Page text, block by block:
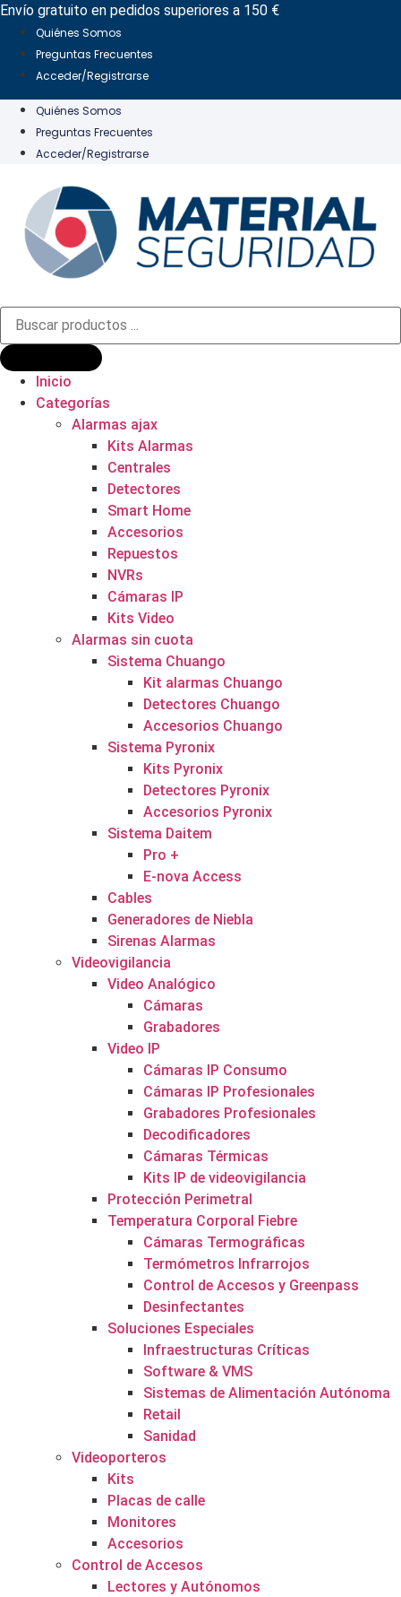
Ir
contenido
Envío gratuito en pedidos superiores a 150 €
Quiénes Somos
Preguntas Frecuentes
Acceder/Registrarse
Quiénes Somos
Preguntas Frecuentes
Acceder/Registrarse
Búsqueda
productos
Inicio
Categorías
Alarmas ajax
Kits Alarmas
Centrales
Detectores
Smart Home
Accesorios
Repuestos
NVRs
Cámaras IP
Kits Video
Alarmas sin cuota
Sistema Chuango
Kit alarmas Chuango
Detectores Chuango
Accesorios Chuango
Sistema Pyronix
Kits Pyronix
Detectores Pyronix
Accesorios Pyronix
Sistema Daitem
Pro +
E-nova Access
Cables
Generadores de Niebla
Sirenas Alarmas
Videovigilancia
Video Analógico
Cámaras
Grabadores
Video IP
Cámaras IP Consumo
Cámaras IP Profesionales
Grabadores Profesionales
Decodificadores
Cámaras Térmicas
Kits IP de videovigilancia
Protección Perimetral
Temperatura Corporal Fiebre
Cámaras Termográficas
Termómetros Infrarrojos
Control de Accesos y Greenpass
Desinfectantes
Soluciones Especiales
Infraestructuras Críticas
Software & VMS
Sistemas de Alimentación Autónoma
Retail
Sanidad
Videoporteros
Kits
Placas de calle
Monitores
Accesorios
Control de Accesos
Lectores y Autónomos